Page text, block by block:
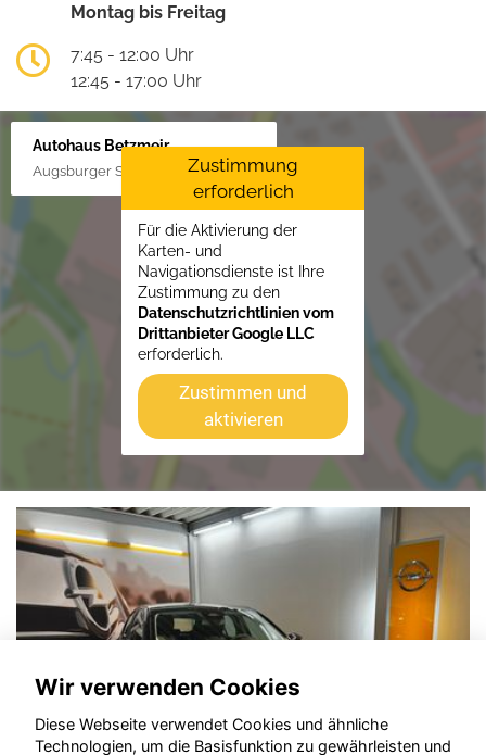
Montag bis Freitag
7:45 - 12:00 Uhr
12:45 - 17:00 Uhr
Autohaus Betzmeir
Augsburger Str. 33, 86551 Aichach
Zustimmung
erforderlich
Für die Aktivierung der
Karten- und
Navigationsdienste ist Ihre
Zustimmung zu den
Datenschutzrichtlinien vom
Drittanbieter Google LLC
erforderlich.
Zustimmen und
aktivieren
Wir verwenden Cookies
Diese Webseite verwendet Cookies und ähnliche
Technologien, um die Basisfunktion zu gewährleisten und